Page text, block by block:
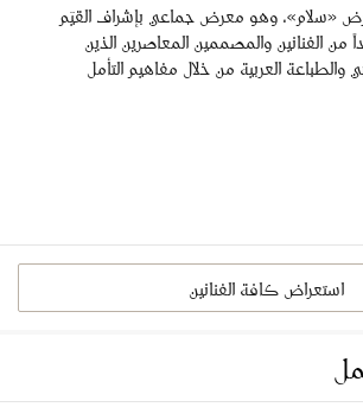
«سَلام»، وهو معرض جماعي بإشراف القيّم
من الفنانين والمصممين المعاصرين الذين
العربية من خلال مفاهيم التأمل
استعراض كافة الفنانين